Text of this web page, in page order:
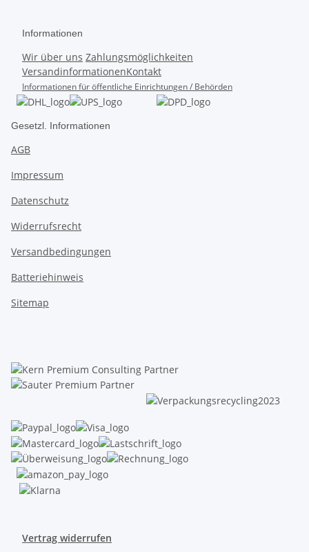
Informationen
Wir über uns Zahlungsmöglichkeiten
VersandinformationenKontakt
Informationen für öffentliche Einrichtungen / Behörden
Gesetzl. Informationen
AGB
Impressum
Datenschutz
Widerrufsrecht
Versandbedingungen
Batteriehinweis
Sitemap
Vertrag widerrufen